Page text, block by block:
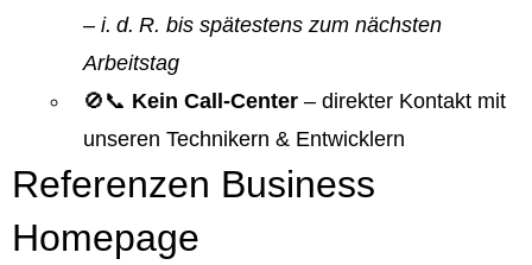
– i. d. R. bis spätestens zum nächsten
Arbeitstag
🚫📞 Kein Call-Center – direkter Kontakt mit
unseren Technikern & Entwicklern
Referenzen Business
Homepage